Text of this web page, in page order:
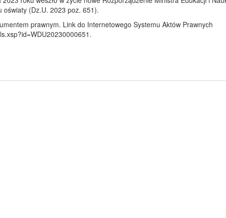
oświaty (Dz.U. 2023 poz. 651).
prawnym. Link do Internetowego Systemu Aktów Prawnych